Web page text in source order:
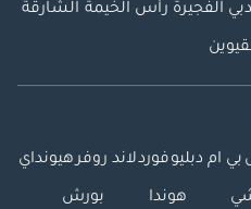
دبي الفجيرة رأس الخيمة الشارقة
بي ام دبليوفوردلاند روفرهيونداي
هوندا بورش